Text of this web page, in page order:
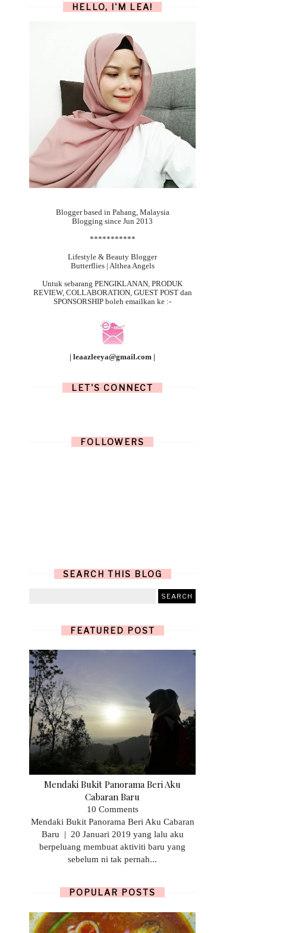
HELLO, I'M LEA!
Blogger based in Pahang, Malaysia
Blogging since Jun 2013
***********
Lifestyle & Beauty Blogger
Butterflies | Althea Angels
Untuk sebarang PENGIKLANAN, PRODUK
REVIEW, COLLABORATION, GUEST POST dan
SPONSORSHIP boleh emailkan ke :-
| leaazleeya@gmail.com |
LET'S CONNECT
FOLLOWERS
SEARCH THIS BLOG
FEATURED POST
Mendaki Bukit Panorama Beri Aku
Cabaran Baru
10 Comments
Mendaki Bukit Panorama Beri Aku Cabaran
Baru | 20 Januari 2019 yang lalu aku
berpeluang membuat aktiviti baru yang
sebelum ni tak pernah...
POPULAR POSTS